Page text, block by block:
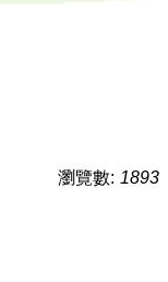
瀏覽數: 1893